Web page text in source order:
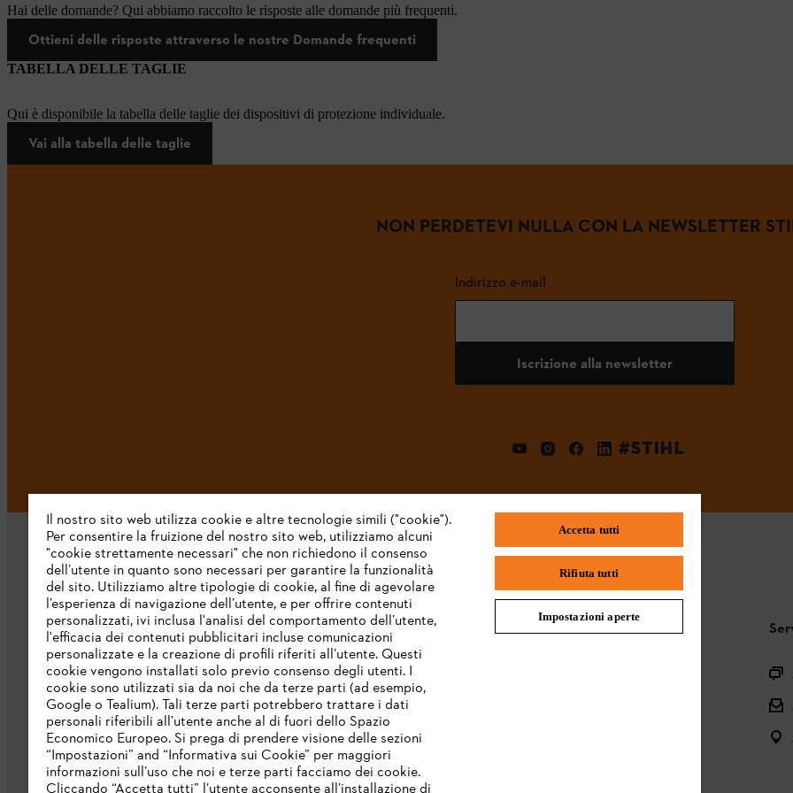
Hai delle domande? Qui abbiamo raccolto le risposte alle domande più frequenti.
Ottieni delle risposte attraverso le nostre Domande frequenti
TABELLA DELLE TAGLIE
Qui è disponibile la tabella delle taglie dei dispositivi di protezione individuale.
Vai alla tabella delle taglie
NON PERDETEVI NULLA CON LA NEWSLETTER
Indirizzo e-mail
Iscrizione alla newsletter
#STIHL
L’azienda
Chi siamo
Scarica il catalogo
STIHL Integrity Line
STIHL FAQ
Il nostro sito web utilizza cookie e altre tecnologie simili ("cookie").
Per consentire la fruizione del nostro sito web, utilizziamo alcuni
"cookie strettamente necessari" che non richiedono il consenso
dell’utente in quanto sono necessari per garantire la funzionalità
del sito. Utilizziamo altre tipologie di cookie, al fine di agevolare
l’esperienza di navigazione dell’utente, e per offrire contenuti
personalizzati, ivi inclusa l'analisi del comportamento dell’utente,
l'efficacia dei contenuti pubblicitari incluse comunicazioni
personalizzate e la creazione di profili riferiti all’utente. Questi
cookie vengono installati solo previo consenso degli utenti. I
cookie sono utilizzati sia da noi che da terze parti (ad esempio,
Google o Tealium). Tali terze parti potrebbero trattare i dati
personali riferibili all’utente anche al di fuori dello Spazio
Economico Europeo. Si prega di prendere visione delle sezioni
“Impostazioni” and “Informativa sui Cookie” per maggiori
informazioni sull’uso che noi e terze parti facciamo dei cookie.
Accetta tutti
Rifiuta tutti
Impostazioni aperte